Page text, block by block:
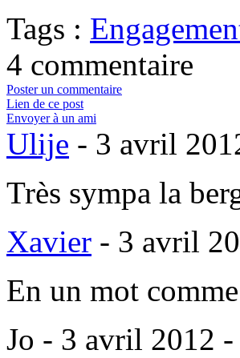
Tags :
4 commentaire
Poster un commentaire
Lien de ce post
Envoyer à un ami
Ulije - 3 avril
Très sympa la
Xavier - 3 avril
En un mot
Jo - 3 avril 2012